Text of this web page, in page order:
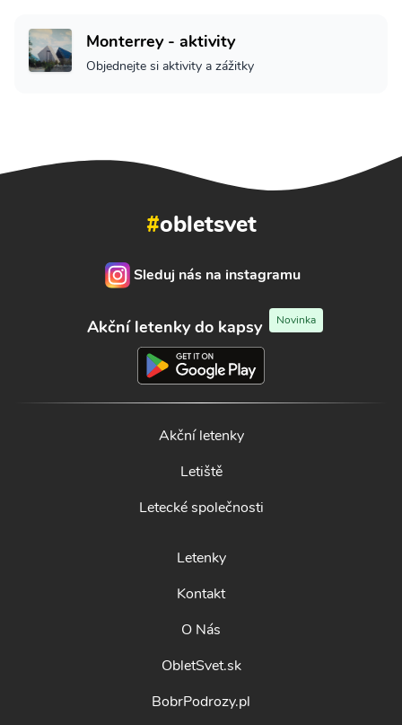
Monterrey - aktivity
Objednejte si aktivity a zážitky
#obletsvet
Sleduj nás na instagramu
Akční letenky do kapsy Novinka
Akční letenky
Letiště
Letecké společnosti
Letenky
Kontakt
O Nás
ObletSvet.sk
BobrPodrozy.pl